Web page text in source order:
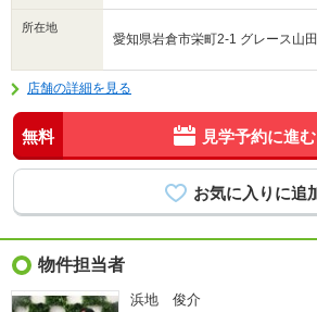
所在地
愛知県岩倉市栄町2-1 グレース山田
店舗の詳細を見る
無料 見学予約に進む
物件担当者
浜地 俊介